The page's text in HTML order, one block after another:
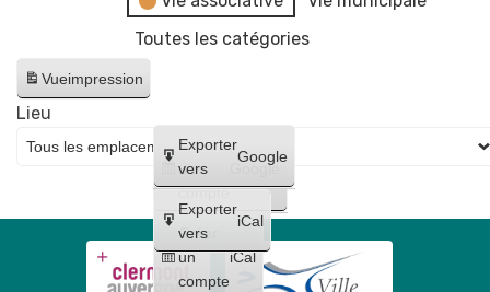
Toutes les catégories
Vueimpression
Créer
un
compte
Google
Créer
un
compte
iCal
Exporter
vers
Google
Exporter
vers
iCal
Lieu